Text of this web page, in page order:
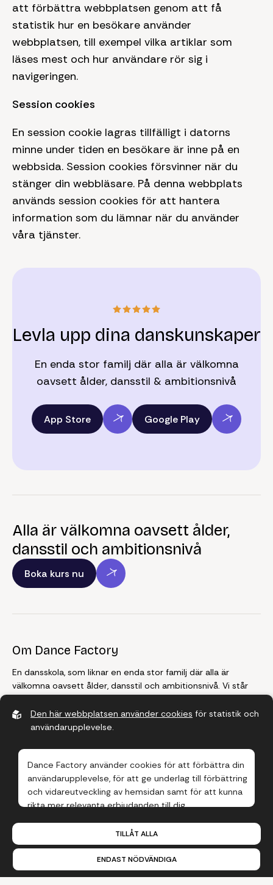
att förbättra webbplatsen genom att få
statistik hur en besökare använder
webbplatsen, till exempel vilka artiklar som
läses mest och hur användare rör sig i
navigeringen.
Session cookies
En session cookie lagras tillfälligt i datorns
minne under tiden en besökare är inne på en
webbsida. Session cookies försvinner när du
stänger din webbläsare. På denna webbplats
används session cookies för att hantera
information som du lämnar när du använder
våra tjänster.
Levla upp dina danskunskaper
En enda stor familj där alla är välkomna
oavsett ålder, dansstil & ambitionsnivå
App Store Google Play
Alla är välkomna oavsett ålder,
dansstil och ambitionsnivå
Boka kurs nu
Om Dance Factory
En dansskola, som liknar en enda stor familj där alla är
välkomna oavsett ålder, dansstil och ambitionsnivå. Vi står
framför allt, vi älskar dans!
Telefon:08-770 00 11
E-post:farsta@dancefactory.se
Adress:
Besöksadress: Farstagången 22, Farsta Centrum
08-770 00 11
E-post:tyreso@dancefactory.se
Den här webbplatsen använder cookies för statistik och
användarupplevelse.
Dance Factory använder cookies för att förbättra din
användarupplevelse, för att ge underlag till förbättring
och vidareutveckling av hemsidan samt för att kunna
rikta mer relevanta erbjudanden till dig.
personuppgiftspolicy
i efterhand hittar du den möjligheten i botten på sidan.
ENDAST NÖDVÄNDIGA
TILLÅT ALLA